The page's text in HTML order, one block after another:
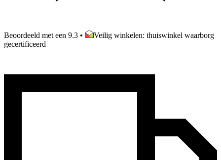
Beoordeeld met een 9.3 •
Veilig winkelen: thuiswinkel waarborg
gecertificeerd